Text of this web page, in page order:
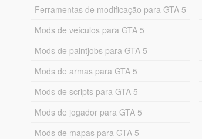
Ferramentas de modificação para GTA 5
Mods de veículos para GTA 5
Mods de paintjobs para GTA 5
Mods de armas para GTA 5
Mods de scripts para GTA 5
Mods de jogador para GTA 5
Mods de mapas para GTA 5